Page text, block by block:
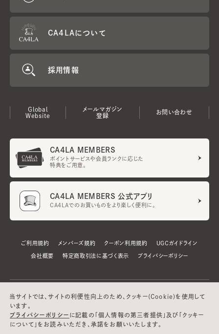
CA4LAについて
採用情報
Global
Website
メールマガジン
登録
お問い合わせ
CA4LA MEMBERS
ポイントサービスや会員ランクに応じた
特典をご用意。
CA4LA MEMBERS 公式アプリ
CA4LAでのお買いものをより楽しく便利に。
ご利用規約 メンバーズ規約 クーポン利用規約 UGCガイドライン
会社概要 特定商取引法に基づく表示 プライバシーポリシー
当サイトでは、サイトの利便性向上のため、クッキー(Cookie)を使用して
います。
プライバシーポリシー に記載の「個人情報の第三者提供」及び「クッキー
について」をお読みいただき、承諾をお願いいたします。